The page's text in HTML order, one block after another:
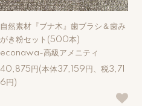
自然素材『ブナ木』歯ブラシ＆歯み
がき粉セット(500本)
econawa-高級アメニティ
40,875円(本体37,159円、税3,71
6円)